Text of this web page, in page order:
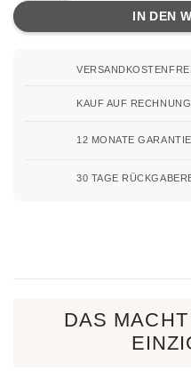
IN DEN
KAUF AUF
12 MONATE GARANTIE
30 TAGE
DAS